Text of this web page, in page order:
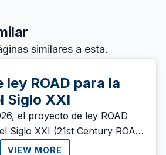
similares a esta.
ROAD para la
Siglo XXI
el proyecto de ley ROAD
Siglo XXI (21st Century ROAD
convirtió en ley tras ser
VIEW MORE